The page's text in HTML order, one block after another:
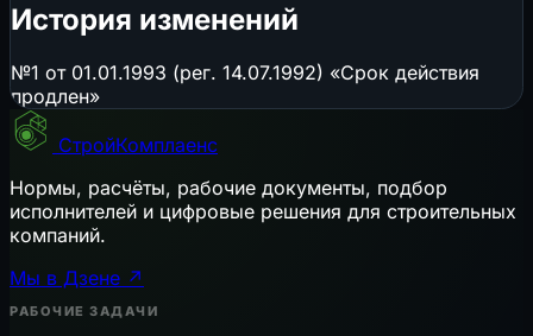
История изменений
№1 от 01.01.1993 (рег. 14.07.1992) «Срок действия
продлен»
СтройКомплаенс
Нормы, расчёты, рабочие документы, подбор
исполнителей и цифровые решения для строительных
компаний.
Мы в Дзене ↗
РАБОЧИЕ ЗАДАЧИ